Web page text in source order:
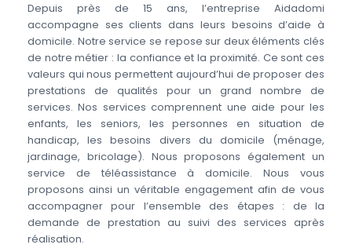
Depuis près de 15 ans, l’entreprise Aidadomi
accompagne ses clients dans leurs besoins d’aide à
domicile. Notre service se repose sur deux éléments clés
de notre métier : la confiance et la proximité. Ce sont ces
valeurs qui nous permettent aujourd’hui de proposer des
prestations de qualités pour un grand nombre de
services. Nos services comprennent une aide pour les
enfants, les seniors, les personnes en situation de
handicap, les besoins divers du domicile (ménage,
jardinage, bricolage). Nous proposons également un
service de téléassistance à domicile. Nous vous
proposons ainsi un véritable engagement afin de vous
accompagner pour l’ensemble des étapes : de la
demande de prestation au suivi des services après
réalisation.